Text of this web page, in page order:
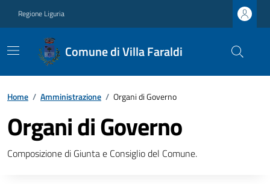
Regione Liguria
Comune di Villa Faraldi
Home / Amministrazione / Organi di Governo
Organi di Governo
Composizione di Giunta e Consiglio del Comune.